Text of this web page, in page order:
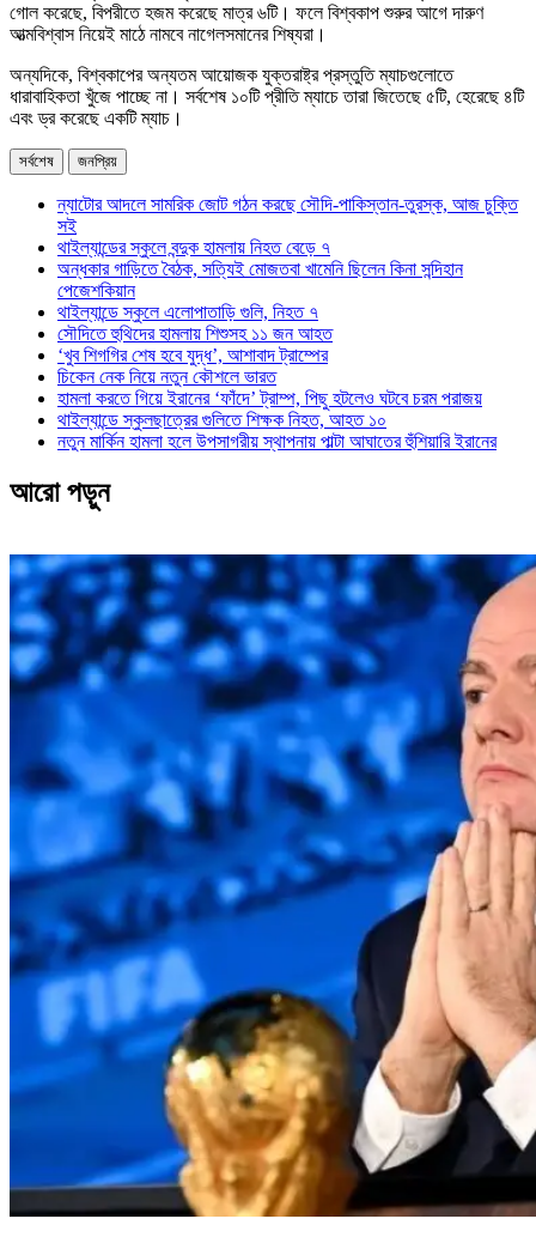
গোল করেছে, বিপরীতে হজম করেছে মাত্র ৬টি। ফলে বিশ্বকাপ শুরুর আগে দারুণ
আত্মবিশ্বাস নিয়েই মাঠে নামবে নাগেলসমানের শিষ্যরা।
অন্যদিকে, বিশ্বকাপের অন্যতম আয়োজক যুক্তরাষ্ট্র প্রস্তুতি ম্যাচগুলোতে
ধারাবাহিকতা খুঁজে পাচ্ছে না। সর্বশেষ ১০টি প্রীতি ম্যাচে তারা জিতেছে ৫টি, হেরেছে ৪টি
এবং ড্র করেছে একটি ম্যাচ।
সর্বশেষ জনপ্রিয়
ন্যাটোর আদলে সামরিক জোট গঠন করছে সৌদি-পাকিস্তান-তুরস্ক, আজ চুক্তি
সই
থাইল্যান্ডের স্কুলে বন্দুক হামলায় নিহত বেড়ে ৭
অন্ধকার গাড়িতে বৈঠক, সত্যিই মোজতবা খামেনি ছিলেন কিনা সন্দিহান
পেজেশকিয়ান
থাইল্যান্ডে স্কুলে এলোপাতাড়ি গুলি, নিহত ৭
সৌদিতে হুথিদের হামলায় শিশুসহ ১১ জন আহত
‘খুব শিগগির শেষ হবে যুদ্ধ’, আশাবাদ ট্রাম্পের
চিকেন নেক নিয়ে নতুন কৌশলে ভারত
হামলা করতে গিয়ে ইরানের ‘ফাঁদে’ ট্রাম্প, পিছু হটলেও ঘটবে চরম পরাজয়
থাইল্যান্ডে স্কুলছাত্রের গুলিতে শিক্ষক নিহত, আহত ১০
নতুন মার্কিন হামলা হলে উপসাগরীয় স্থাপনায় পাল্টা আঘাতের হুঁশিয়ারি ইরানের
আরো পড়ুন